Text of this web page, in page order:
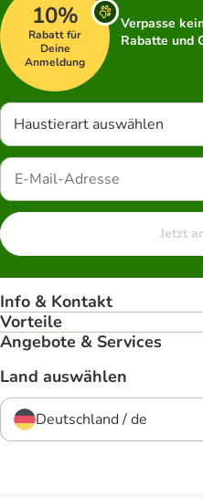
10%
Rabatt für
Deine
Anmeldung
Verpasse
Rabatte und
Haustierart auswählen
Jetzt
Info & Kontakt
Vorteile
Angebote & Services
Land auswählen
Deutschland / de